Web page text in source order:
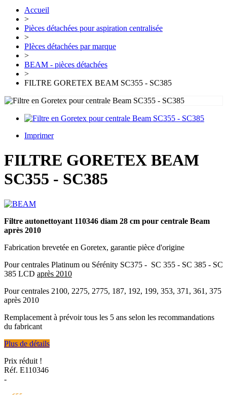
Accueil
>
Pièces détachées pour aspiration centralisée
>
PIèces détachées par marque
>
BEAM - pièces détachées
>
FILTRE GORETEX BEAM SC355 - SC385
Imprimer
FILTRE GORETEX BEAM
SC355 - SC385
Filtre autonettoyant 110346 diam 28 cm pour centrale Beam
après 2010
Fabrication brevetée en Goretex, garantie pièce d'origine
Pour centrales Platinum ou Sérénity SC375 - SC 355 - SC 385 - SC
385 LCD après 2010
Pour centrales 2100, 2275, 2775, 187, 192, 199, 353, 371, 361, 375
après 2010
Remplacement à prévoir tous les 5 ans selon les recommandations
du fabricant
Plus de détails
Prix réduit !
Réf. E110346
-